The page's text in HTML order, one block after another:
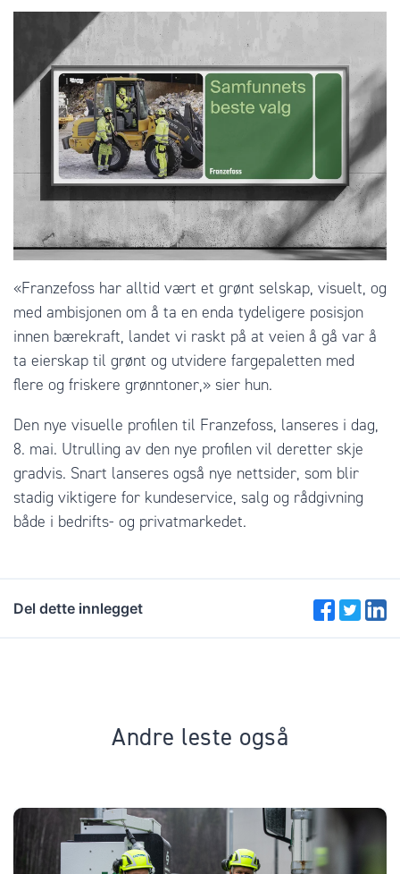
«Franzefoss har alltid vært et grønt selskap, visuelt, og
med ambisjonen om å ta en enda tydeligere posisjon
innen bærekraft, landet vi raskt på at veien å gå var å
ta eierskap til grønt og utvidere fargepaletten med
flere og friskere grønntoner,» sier hun.
Den nye visuelle profilen til Franzefoss, lanseres i dag,
8. mai. Utrulling av den nye profilen vil deretter skje
gradvis. Snart lanseres også nye nettsider, som blir
stadig viktigere for kundeservice, salg og rådgivning
både i bedrifts- og privatmarkedet.
Del dette innlegget
Andre leste også